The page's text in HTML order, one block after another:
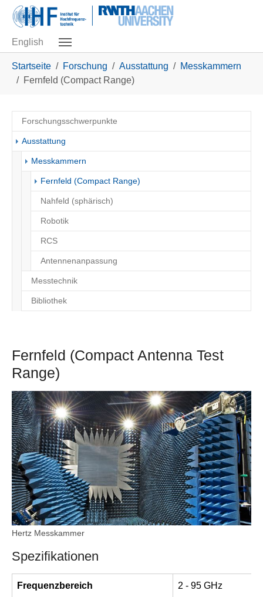
Skip to main navigation
Zum Hauptinhalt springen
Skip to page footer
English
Startseite Forschung Ausstattung
Messkammern
Fernfeld (Compact Range)
Forschungsschwerpunkte
Ausstattung
Messkammern
Fernfeld (Compact Range)
Nahfeld (sphärisch)
Robotik
RCS
Antennenanpassung
Messtechnik
Bibliothek
Fernfeld (Compact Antenna Test
Range)
Show larger version
Hertz Messkammer
Spezifikationen
Frequenzbereich 2 - 95 GHz